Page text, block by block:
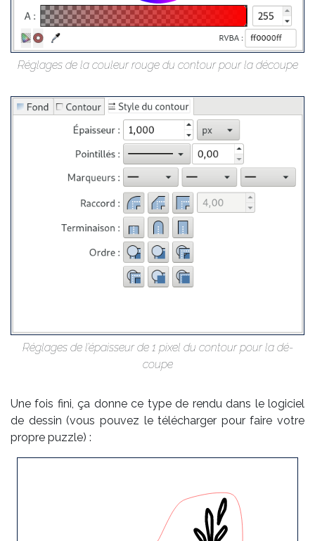
Ré­glages de la cou­leur rouge du contour pour la dé­coupe
Ré­glages de l’épais­seur de 1 pixel du contour pour la dé­
coupe
Une fois fi­ni, ça donne ce type de ren­du dans le lo­gi­ciel
de des­sin (vous pou­vez le té­lé­char­ger pour faire votre
propre puzz­­le) :